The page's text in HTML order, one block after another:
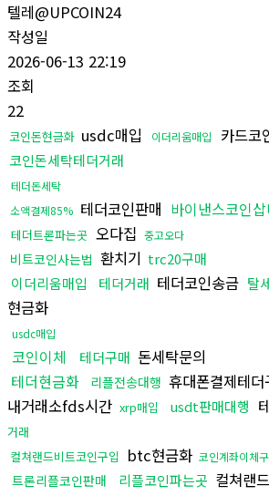
텔레@UPCOIN24
작성일
2026-06-13 22:19
조회
22
코인돈현금화 usdc매입 이더리움매입 카드코
코인돈세탁테더거래
테더돈세탁
소액결제85% 테더코인판매 바이낸스코인
테더트론파는곳 오다집 중고오다
비트코인사는법 환치기 trc20구매
이더리움매입
테더거래 테더코인송금 탈
현금화
usdc매입
코인이체 테더구매 돈세탁문의
테더현금화
리플전송대행 휴대폰결제테더
내거래소fds시간 xrp매입 usdt판매대행
거래
컬쳐랜드비트코인구입
btc현금화 코인계좌이체
트론리플코인판매 리플코인파는곳 컬쳐랜